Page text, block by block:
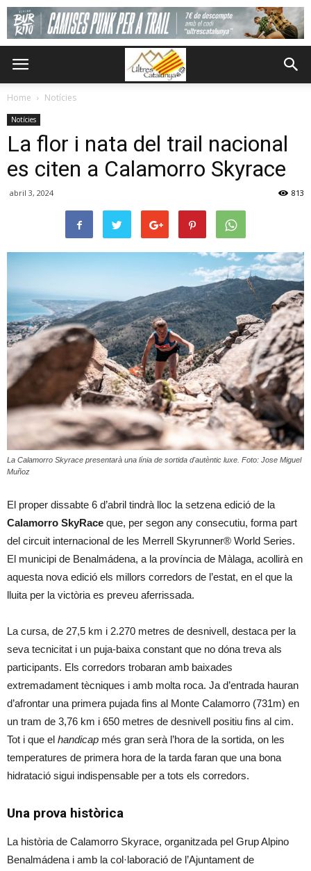
Home Notícies
Notícies
La flor i nata del trail nacional
es citen a Calamorro Skyrace
abril 3, 2024 813
La Calamorro Skyrace presentarà una línia de sortida d'autèntic luxe. Foto: Jose Miguel
Muñoz
El proper dissabte 6 d’abril tindrà lloc la setzena edició de la
Calamorro SkyRace que, per segon any consecutiu, forma part
del circuit internacional de les Merrell Skyrunner® World Series.
El municipi de Benalmádena, a la província de Màlaga, acollirà en
aquesta nova edició els millors corredors de l’estat, en el que la
lluita per la victòria es preveu aferrissada.
La cursa, de 27,5 km i 2.270 metres de desnivell, destaca per la
seva tecnicitat i un puja-baixa constant que no dóna treva als
participants. Els corredors trobaran amb baixades
extremadament tècniques i amb molta roca. Ja d’entrada hauran
d’afrontar una primera pujada fins al Monte Calamorro (731m) en
un tram de 3,76 km i 650 metres de desnivell positiu fins al cim.
Tot i que el handicap més gran serà l’hora de la sortida, on les
temperatures de primera hora de la tarda faran que una bona
hidratació sigui indispensable per a tots els corredors.
Una prova històrica
La història de Calamorro Skyrace, organitzada pel Grup Alpino
Benalmádena i amb la col·laboració de l’Ajuntament de